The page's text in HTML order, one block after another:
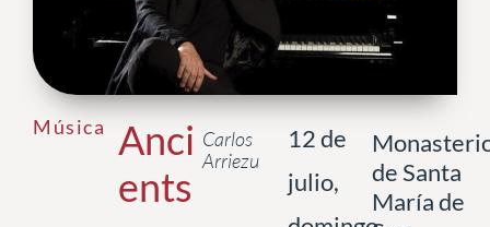
Música
Anci
ents
Carlos
Arriezu
12 de
julio,
de Santa
María de